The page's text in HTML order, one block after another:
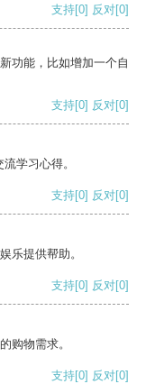
支持[0] 反对[0]
功能，比如增加一个自
支持[0] 反对[0]
学习心得。
支持[0] 反对[0]
乐提供帮助。
支持[0] 反对[0]
购物需求。
支持[0] 反对[0]